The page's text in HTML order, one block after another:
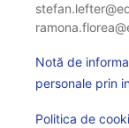
Notă de
personale prin
Politica de